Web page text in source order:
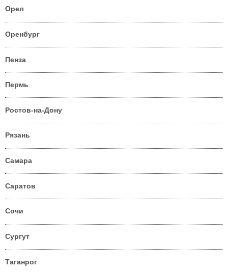
Орел
Оренбург
Пенза
Пермь
Ростов-на-Дону
Рязань
Самара
Саратов
Сочи
Сургут
Таганрог